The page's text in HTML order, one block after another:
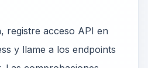
registre acceso API en
y llame a los endpoints